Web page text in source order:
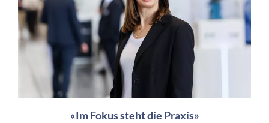
«Im Fokus steht die Praxis»